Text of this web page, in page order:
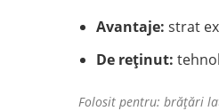
Avantaje: strat
De reținut:
Folosit pentru: brățări